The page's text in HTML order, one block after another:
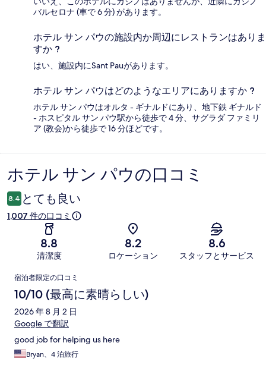
バルセロナ (車で 6 分) があります。
ホテル サン パウの施設内か周辺にレストランはありま
すか ?
はい、施設内にSant Pauがあります。
ホテル サン パウはどのようなエリアにありますか ?
ホテル サン パウはオルタ - ギナルドにあり、地下鉄 ギナルド
- ホスピタル サン パウ駅から徒歩で 4 分、サグラダ ファミリ
ア (教会)から徒歩で 16 分ほどです。
口
コ
ミ
ホテル サン パウの口コミ
8.4 とても良い
1,007 件の口コミ
8.8
清潔度
8.2
ロケーション
8.6
スタッフとサービス
口
コ
ミ
宿泊者限定の口コミ
10/10 (最高に素晴らしい)
2026 年 8 月 2 日
Google で翻訳
good job for helping us here
Bryan、4 泊旅行